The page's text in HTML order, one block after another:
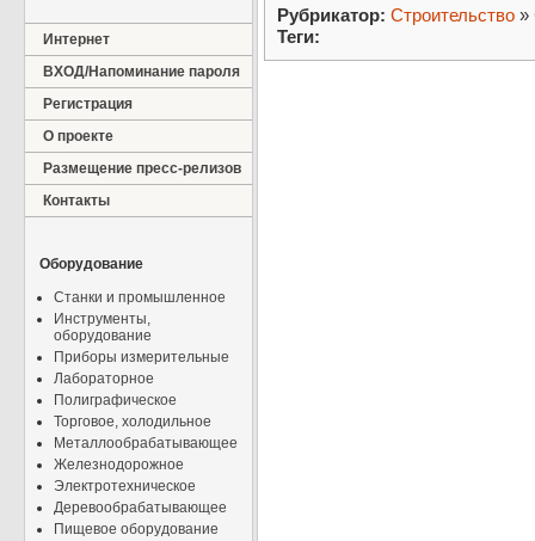
Интернет
ВХОД/Напоминание пароля
Регистрация
О проекте
Размещение пресс-релизов
Контакты
Оборудование
Станки и промышленное
Инструменты,
оборудование
Приборы измерительные
Лабораторное
Полиграфическое
Торговое, холодильное
Металлообрабатывающее
Железнодорожное
Электротехническое
Деревообрабатывающее
Пищевое оборудование
Рубрикатор: Строительство »
Теги: